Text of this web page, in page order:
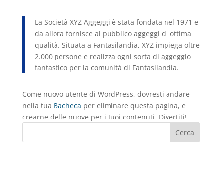
La Società XYZ Aggeggi è stata fondata nel 1971 e
da allora fornisce al pubblico aggeggi di ottima
qualità. Situata a Fantasilandia, XYZ impiega oltre
2.000 persone e realizza ogni sorta di aggeggio
fantastico per la comunità di Fantasilandia.
Come nuovo utente di WordPress, dovresti andare
nella tua Bacheca per eliminare questa pagina, e
crearne delle nuove per i tuoi contenuti. Divertiti!
Cerca